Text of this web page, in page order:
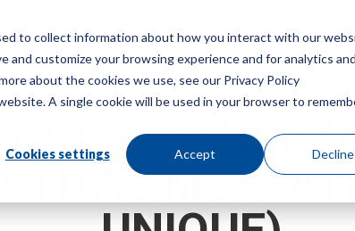
to collect information about how you interact with our
customize your browsing experience and for analytics
about the cookies we use, see our Privacy Policy
A single cookie will be used in your browser to
Cookies settings Accept Decline
Menu
COMMANDE